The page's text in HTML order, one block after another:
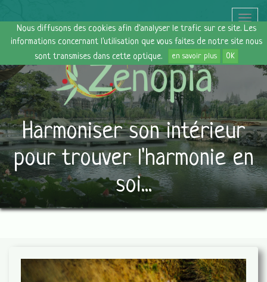
Nous diffusons des cookies afin d'analyser le trafic sur ce site. Les
informations concernant l'utilisation que vous faites de notre site nous
sont transmises dans cette optique.
en savoir plus OK
Toggle
Harmoniser son intérieur
pour trouver l'harmonie en
soi...